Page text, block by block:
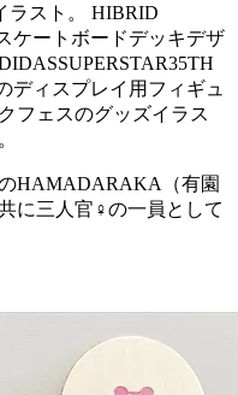
ラスト。 HIBRID
ケートボードデッキデザ
ディスプレイ用フィギュ
フェスのグッズイラス
HAMADARAKA（有園
に三人官♀の一員として